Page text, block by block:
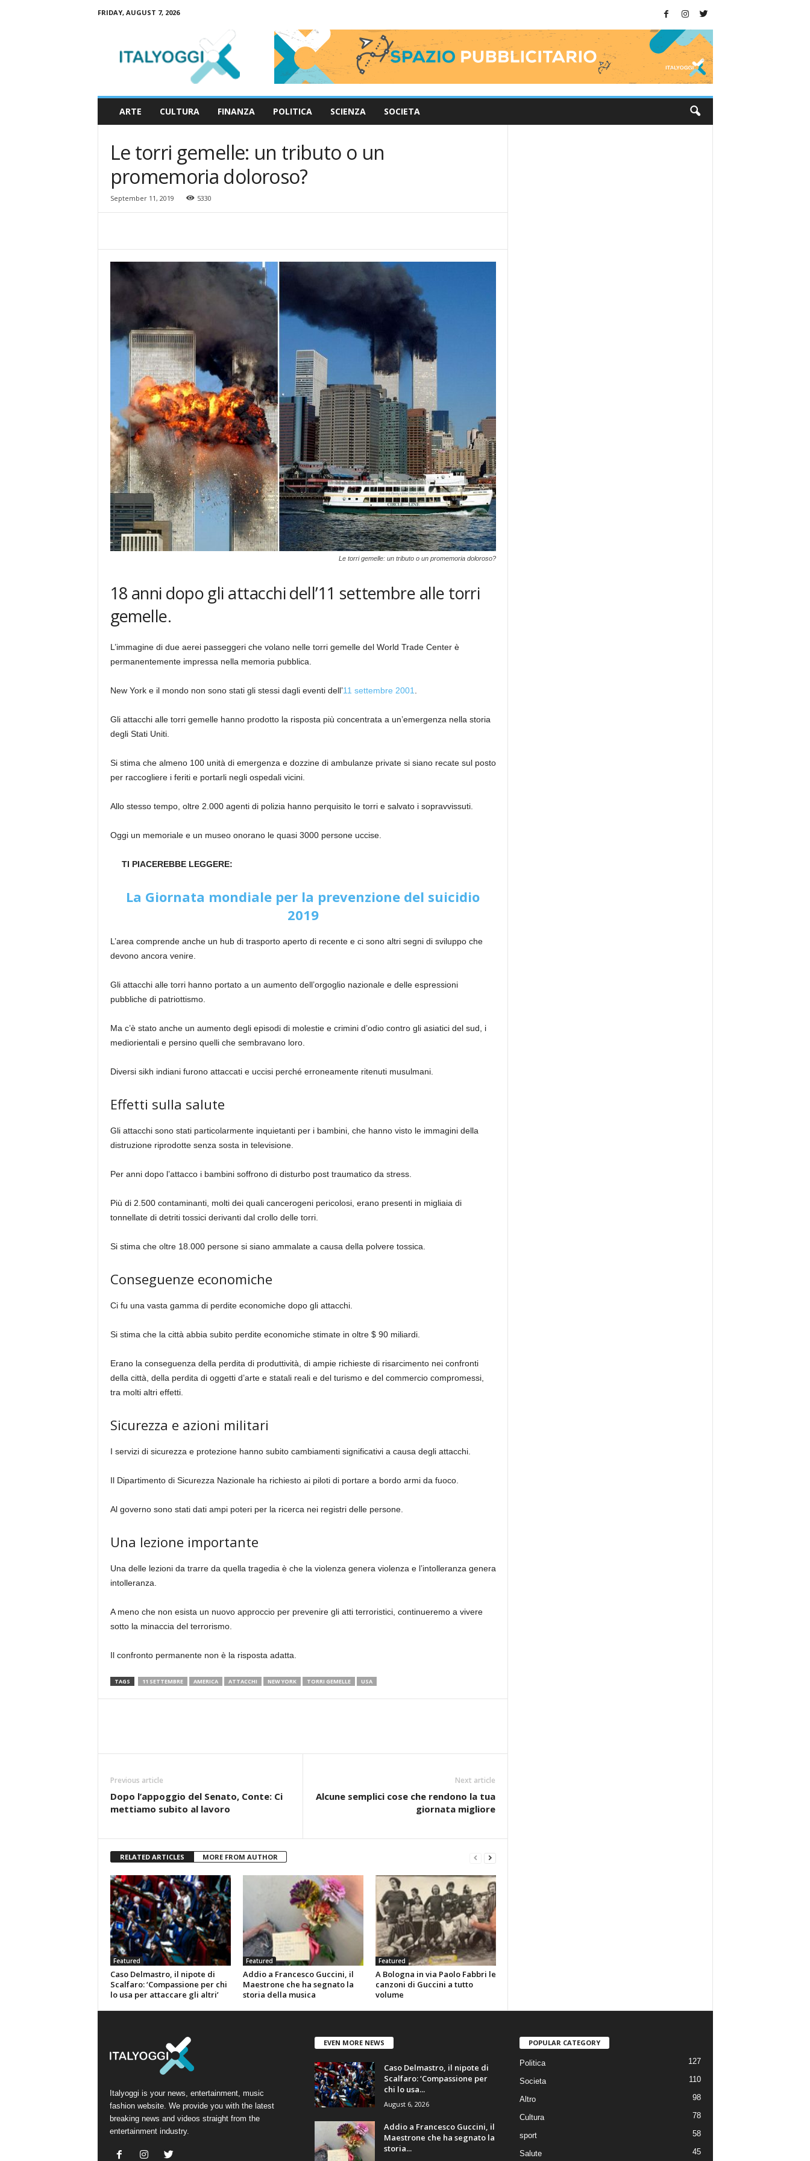
FRIDAY, AUGUST 7, 2026
ARTE CULTURA FINANZA POLITICA SCIENZA SOCIETA
Le torri gemelle: un tributo o un
promemoria doloroso?
September 11, 2019 5330
Le torri gemelle: un tributo o un promemoria doloroso?
18 anni dopo gli attacchi dell’11 settembre alle torri
gemelle.
L’immagine di due aerei passeggeri che volano nelle torri gemelle del World Trade Center è
permanentemente impressa nella memoria pubblica.
New York e il mondo non sono stati gli stessi dagli eventi dell’11 settembre 2001
Gli attacchi alle torri gemelle hanno prodotto la risposta più concentrata a un’emergenza nella storia
degli Stati Uniti.
Si stima che almeno 100 unità di emergenza e dozzine di ambulanze private si siano recate sul posto
per raccogliere i feriti e portarli negli ospedali vicini.
Allo stesso tempo, oltre 2.000 agenti di polizia hanno perquisito le torri e salvato i sopravvissuti.
Oggi un memoriale e un museo onorano le quasi 3000 persone uccise.
TI PIACEREBBE LEGGERE:
La Giornata mondiale per la prevenzione del suicidio
2019
L’area comprende anche un hub di trasporto aperto di recente e ci sono altri segni di sviluppo che
devono ancora venire.
Gli attacchi alle torri hanno portato a un aumento dell’orgoglio nazionale e delle espressioni
pubbliche di patriottismo.
Ma c’è stato anche un aumento degli episodi di molestie e crimini d’odio contro gli asiatici del sud, i
mediorientali e persino quelli che sembravano loro.
Diversi sikh indiani furono attaccati e uccisi perché erroneamente ritenuti musulmani.
Effetti sulla salute
Gli attacchi sono stati particolarmente inquietanti per i bambini, che hanno visto le immagini della
distruzione riprodotte senza sosta in televisione.
Per anni dopo l’attacco i bambini soffrono di disturbo post traumatico da stress.
Più di 2.500 contaminanti, molti dei quali cancerogeni pericolosi, erano presenti in migliaia di
tonnellate di detriti tossici derivanti dal crollo delle torri.
Si stima che oltre 18.000 persone si siano ammalate a causa della polvere tossica.
Conseguenze economiche
Ci fu una vasta gamma di perdite economiche dopo gli attacchi.
Si stima che la città abbia subito perdite economiche stimate in oltre $ 90 miliardi.
Erano la conseguenza della perdita di produttività, di ampie richieste di risarcimento nei confronti
della città, della perdita di oggetti d’arte e statali reali e del turismo e del commercio compromessi,
tra molti altri effetti.
Sicurezza e azioni militari
I servizi di sicurezza e protezione hanno subito cambiamenti significativi a causa degli attacchi.
Il Dipartimento di Sicurezza Nazionale ha richiesto ai piloti di portare a bordo armi da fuoco.
Al governo sono stati dati ampi poteri per la ricerca nei registri delle persone.
Una lezione importante
Una delle lezioni da trarre da quella tragedia è che la violenza genera violenza e l’intolleranza genera
intolleranza.
A meno che non esista un nuovo approccio per prevenire gli atti terroristici, continueremo a vivere
sotto la minaccia del terrorismo.
Il confronto permanente non è la risposta adatta.
TAGS 11 SETTEMBRE AMERICA ATTACCHI NEW YORK TORRI GEMELLE USA
Previous article
Dopo l’appoggio del Senato, Conte: Ci
mettiamo subito al lavoro
Next article
Alcune semplici cose che rendono la tua
giornata migliore
RELATED ARTICLES MORE FROM AUTHOR
Featured
Caso Delmastro, il nipote di
Scalfaro: ‘Compassione per chi
lo usa per attaccare gli altri’
Featured
Addio a Francesco Guccini, il
Maestrone che ha segnato la
storia della musica
Featured
A Bologna in via Paolo Fabbri le
canzoni di Guccini a tutto
volume
Italyoggi is your news, entertainment, music
fashion website. We provide you with the latest
breaking news and videos straight from the
entertainment industry.
EVEN MORE NEWS
Caso Delmastro, il nipote di
Scalfaro: ‘Compassione per
chi lo usa...
August 6, 2026
Addio a Francesco Guccini, il
Maestrone che ha segnato la
storia...
POPULAR CATEGORY
Politica 127
Societa 110
Altro 98
Cultura 78
sport 58
Salute 45